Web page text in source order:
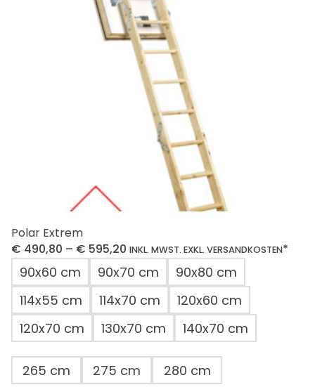
Optionen
können
auf
Produktseite
gewählt
werden
Polar Extrem
€ 490,80 – € 595,20 INKL. MWST. EXKL. VERSANDKOSTEN*
90x60 cm 90x70 cm
90x80 cm
114x55 cm
114x70 cm
120x60 cm
120x70 cm
130x70 cm 140x70 cm
265 cm 275 cm 280 cm